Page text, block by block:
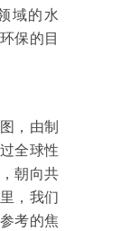
域的水
保的目
，由制
全球性
朝向共
，我们
考的焦